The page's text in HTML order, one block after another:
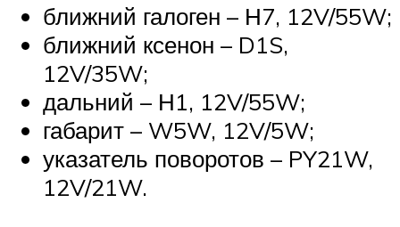
ближний галоген – Н7, 12V/55W;
ближний ксенон – D1S,
12V/35W;
дальний – Н1, 12V/55W;
габарит – W5W, 12V/5W;
указатель поворотов – PY21W,
12V/21W.